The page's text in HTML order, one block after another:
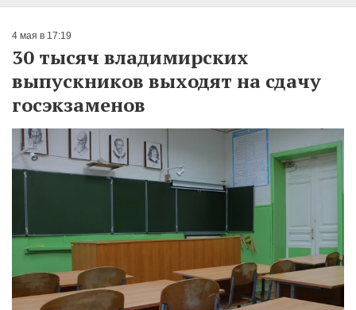
4 мая в 17:19
30 тысяч владимирских
выпускников выходят на сдачу
госэкзаменов